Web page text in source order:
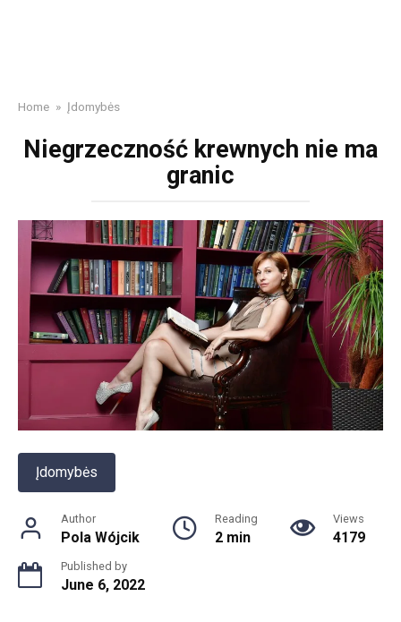
Home » Įdomybės
Niegrzeczność krewnych nie ma
granic
Įdomybės
Author
Pola Wójcik
Reading
2 min
Views
4179
Published by
June 6, 2022